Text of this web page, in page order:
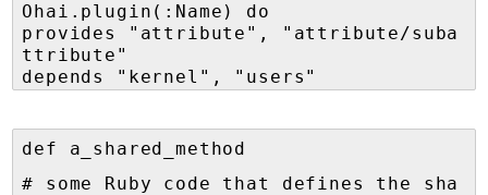
Ohai.plugin(:Name) do
provides "attribute", "attribute/suba
ttribute"
depends "kernel", "users"
def a_shared_method
# some Ruby code that defines the sha